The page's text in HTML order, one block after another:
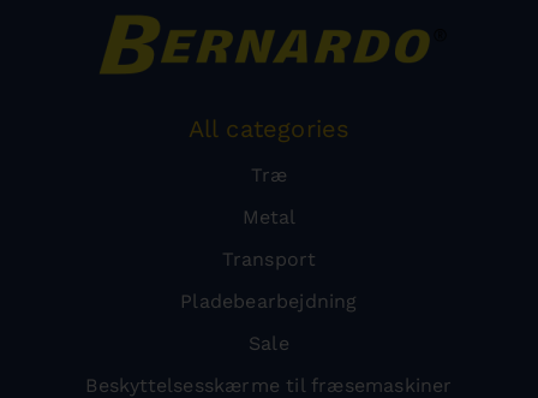
All categories
Træ
Metal
Transport
Pladebearbejdning
Sale
Beskyttelsesskærme til fræsemaskiner